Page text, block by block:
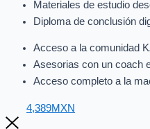
Materiales de estudio
Diploma de conclusión
Acceso a la comunidad
Asesorias con un coach
Acceso completo a la
4,389MXN